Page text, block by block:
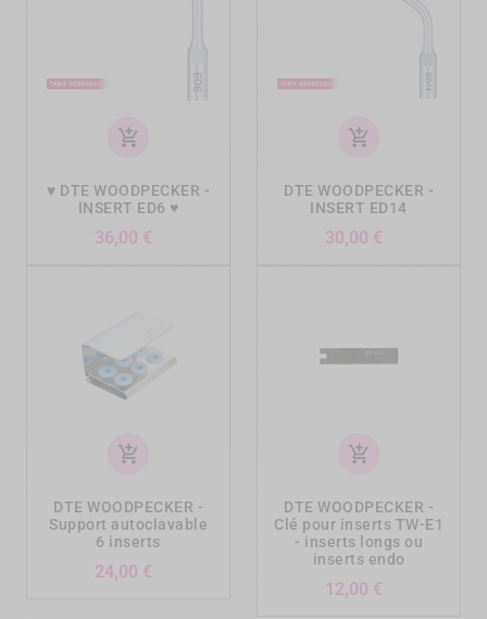
add_shopping_cart
♥ DTE WOODPECKER -
INSERT ED6 ♥
36,00 €
add_shopping_cart
DTE WOODPECKER -
INSERT ED14
30,00 €
add_shopping_cart
DTE WOODPECKER -
Support autoclavable
6 inserts
24,00 €
add_shopping_cart
DTE WOODPECKER -
Clé pour inserts TW-E1
- inserts longs ou
inserts endo
12,00 €